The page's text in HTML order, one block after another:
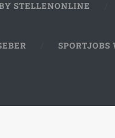
STELLENONLINE